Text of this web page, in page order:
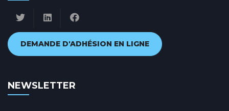
DEMANDE D'ADHÉSION EN LIGNE
NEWSLETTER